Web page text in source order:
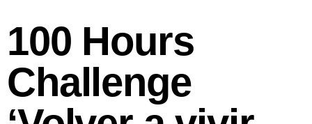
100 Hours
Challenge